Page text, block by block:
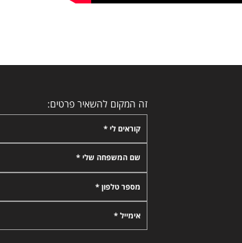
זה המקום להשאיר פרטים:
קוראים לי *
שם המשפחה שלי *
מספר טלפון *
אימייל *